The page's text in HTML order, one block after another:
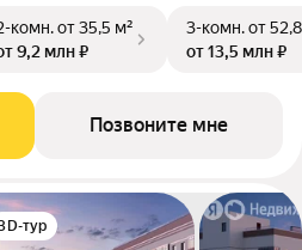
комн.от 35,5 м²
9,2 млн ₽
3-комн.от
от 13,5 млн ₽
Позвоните мне
тур